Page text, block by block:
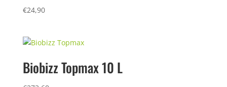
€24,90
Biobizz Topmax 10 L